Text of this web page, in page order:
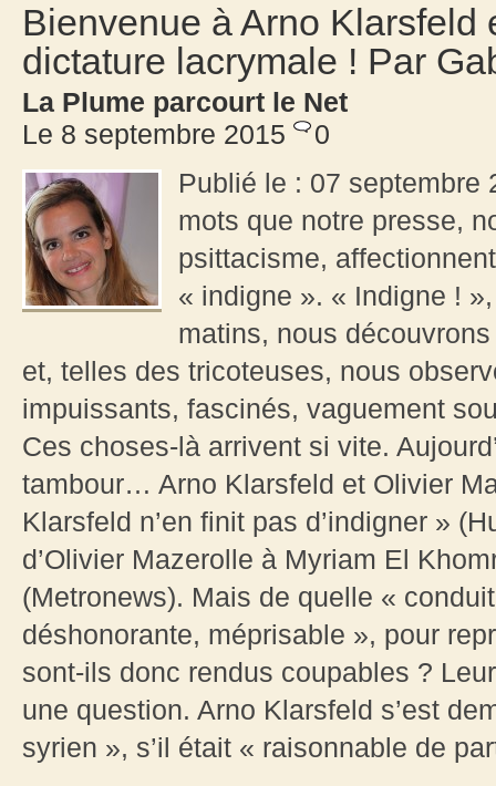
Bienvenue à Arno
dictature lacrymale ! Par
La Plume parcourt le Net
Le 8 septembre 2015
0
Publié le : 07 septembre
mots que notre presse,
psittacisme,
« indigne ». « Indigne !
matins, nous
et, telles des tricoteuses, nous
impuissants, fascinés, vaguement
Ces choses-là arrivent si vite.
tambour… Arno Klarsfeld et Olivier
Klarsfeld n’en finit pas d’indigner »
d’Olivier Mazerolle à Myriam El
(Metronews). Mais de quelle «
déshonorante, méprisable », pour
sont-ils donc rendus coupables ?
une question. Arno Klarsfeld s’est
syrien », s’il était « raisonnable de